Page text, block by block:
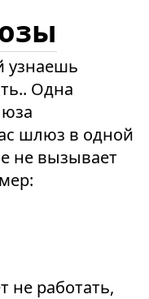
узнаешь
Одна
шлюз в одной
не вызывает
не работать,